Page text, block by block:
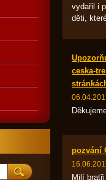
vydařil i
děti,
ceska-
pozvání
Milí